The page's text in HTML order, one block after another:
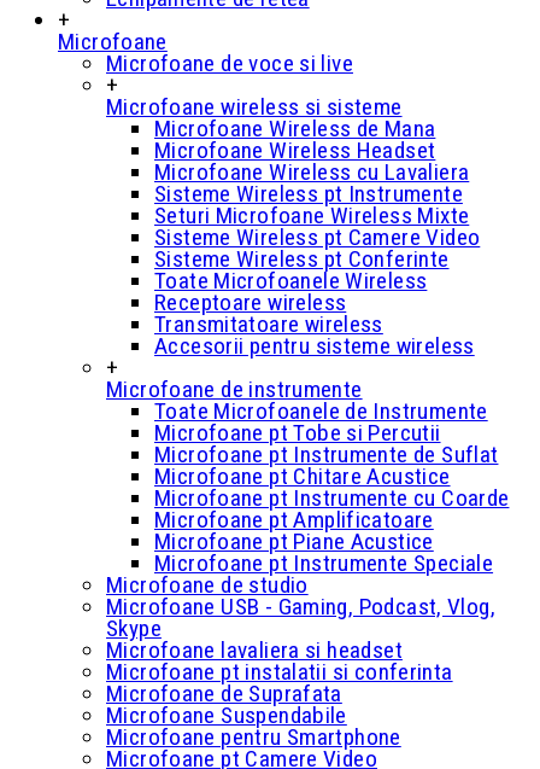
+
Microfoane
Microfoane de voce si live
+
Microfoane wireless si sisteme
Microfoane Wireless de Mana
Microfoane Wireless Headset
Microfoane Wireless cu Lavaliera
Sisteme Wireless pt Instrumente
Seturi Microfoane Wireless Mixte
Sisteme Wireless pt Camere Video
Sisteme Wireless pt Conferinte
Toate Microfoanele Wireless
Receptoare wireless
Transmitatoare wireless
Accesorii pentru sisteme wireless
+
Microfoane de instrumente
Toate Microfoanele de Instrumente
Microfoane pt Tobe si Percutii
Microfoane pt Instrumente de Suflat
Microfoane pt Chitare Acustice
Microfoane pt Instrumente cu Coarde
Microfoane pt Amplificatoare
Microfoane pt Piane Acustice
Microfoane pt Instrumente Speciale
Microfoane de studio
Microfoane USB - Gaming, Podcast, Vlog,
Skype
Microfoane lavaliera si headset
Microfoane pt instalatii si conferinta
Microfoane de Suprafata
Microfoane Suspendabile
Microfoane pentru Smartphone
Microfoane pt Camere Video